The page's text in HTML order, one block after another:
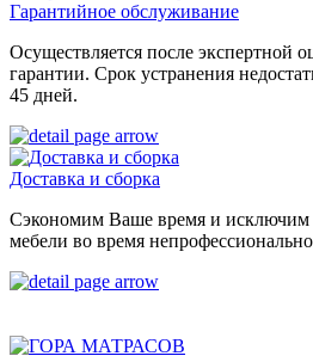
Гарантийное обслуживание
Осуществляется после экспертной
гарантии. Срок устранения
45 дней.
Доставка и сборка
Сэкономим Ваше время и
мебели во время